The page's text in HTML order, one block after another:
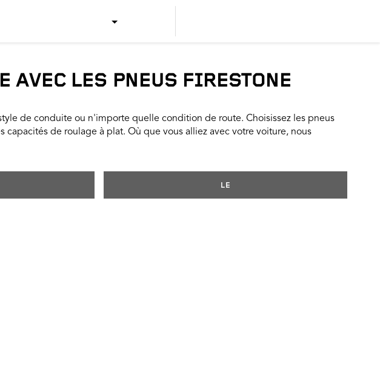
US SPANISH
CANADIAN FRENCH
AVEC LES PNEUS FIRESTONE
de conduite ou n'importe quelle condition de route. Choisissez les pneus
de roulage à plat. Où que vous alliez avec votre voiture, nous
LE